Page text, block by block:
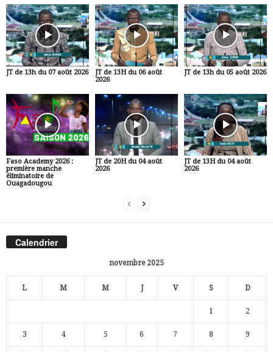
JT de 13h du 07 août 2026
JT de 13H du 06 août
2026
JT de 13h du 05 août 2026
Faso Academy 2026 :
première manche
éliminatoire de
Ouagadougou
JT de 20H du 04 août
2026
JT de 13H du 04 août
2026
Calendrier
novembre 2025
L M M J V S D
1 2
3 4 5 6 7 8 9